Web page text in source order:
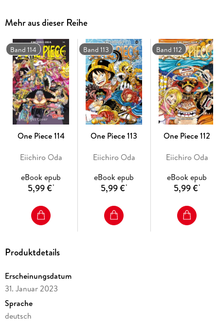
von Ruffy und seiner Crew auf der Suche nach einem
Epische Actiontrifft auf echte Emotionen - der Kampf um
Wano verbindet Humor, Herz und Heldentum auf
unverwechselbare Weise.
Zwischen wuchtigen Kampfszenen und stillen Momenten
zeigt sich Eiichiro Odas ausdrucksstarker Stil: dicht
gezeichnet, energiegeladen und voller Dynamik.
Ein actionreiches
Manga-Abenteuer ab 10 Jahren, das mit
Zusammenhalt, Witz und echtem Shonen-Spirit begeistert.
Für Fans von
Naruto, Dragon Ball und My Hero Academia
und Aufbruch - eine epische Geschichte über Mut,
Freundschaft und Träume.
Mehr aus dieser Reihe
Band 114
One Piece 114
Eiichiro Oda
eBook epub
5,99 €*
Band 113
One Piece 113
Eiichiro Oda
eBook epub
5,99 €*
Band 112
One Piece 112
Eiichiro Oda
eBook epub
5,99 €*
Produktdetails
Erscheinungsdatum
31. Januar 2023
Sprache
deutsch